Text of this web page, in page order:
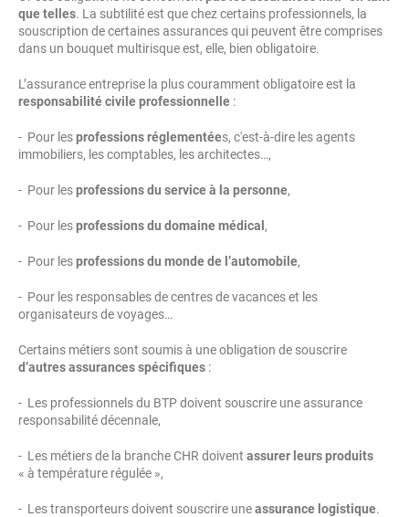
que telles. La subtilité est que chez certains professionnels, la
souscription de certaines assurances qui peuvent être comprises
dans un bouquet multirisque est, elle, bien obligatoire.
L’assurance entreprise la plus couramment obligatoire est la
responsabilité civile professionnelle :
- Pour lesprofessions réglementées, c'est-à-dire les agents
immobiliers, les comptables, les architectes…,
- Pour lesprofessions du service à la personne,
- Pour lesprofessions du domaine médical ,
- Pour lesprofessions du monde de l’automobile,
- Pour les responsables de centres de vacances et les
organisateurs de voyages…
Certains métiers sont soumis à une obligation de souscrire
d’autres assurances spécifiques :
- Les professionnels du BTP doivent souscrire une assurance
responsabilité décennale,
- Les métiers de la branche CHR doivent assurer leurs produits
« à température régulée »,
- Les transporteurs doivent souscrire uneassurance logistique.